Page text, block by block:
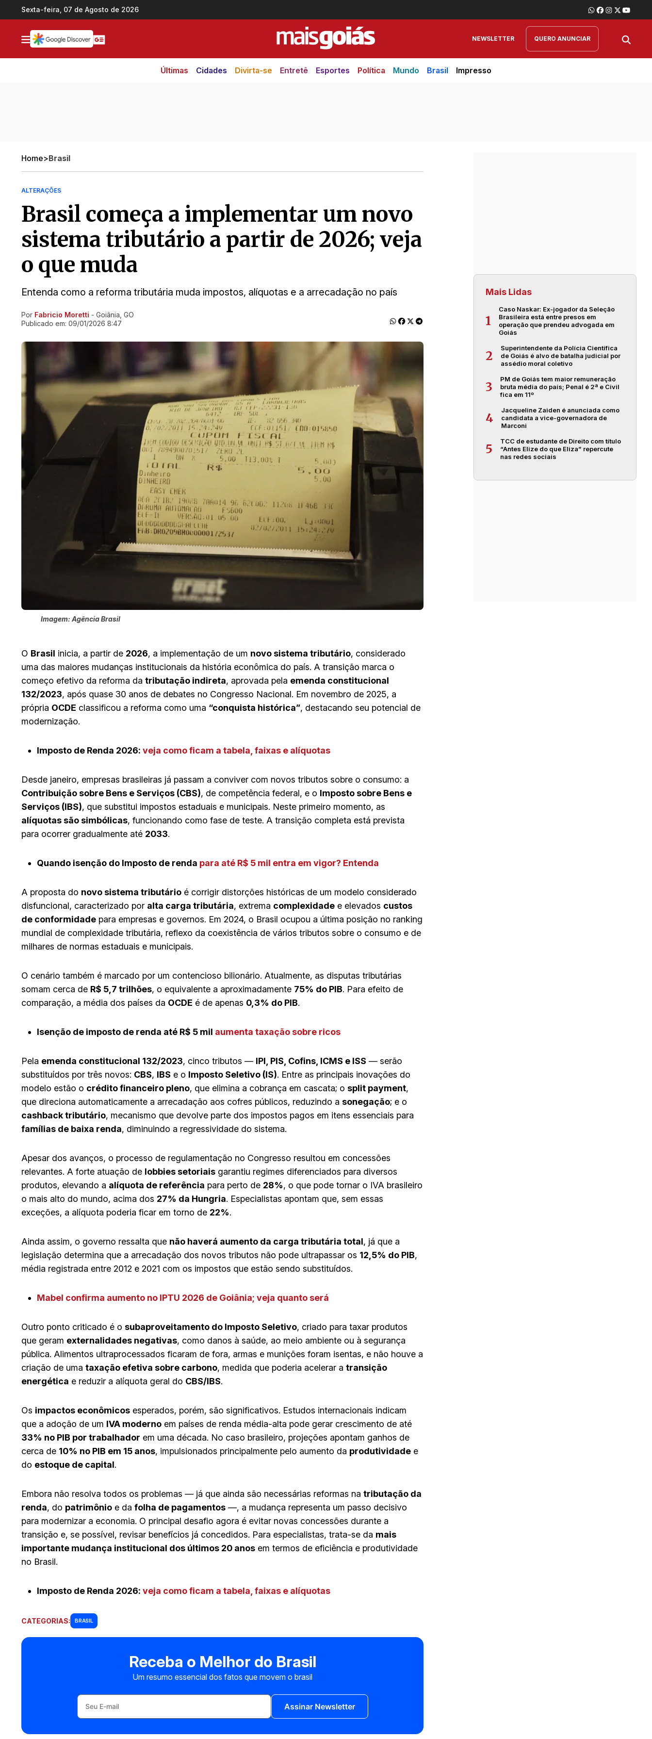
Ir direto pro conteúdo
Sexta-feira, 07 de Agosto de 2026
NEWSLETTER QUERO ANUNCIAR
Últimas Cidades Divirta-se Entretê Esportes Política Mundo Brasil Impresso
Home>Brasil
ALTERAÇÕES
Brasil começa a implementar um novo
sistema tributário a partir de 2026; veja
o que muda
Entenda como a reforma tributária muda impostos, alíquotas e a arrecadação no país
Ir direto pra matéria
Por Fabricio Moretti - Goiânia, GO
Publicado em: 09/01/2026 8:47
Imagem: Agência Brasil
O Brasil inicia, a partir de 2026, a implementação de um novo sistema tributário, considerado
uma das maiores mudanças institucionais da história econômica do país. A transição marca o
começo efetivo da reforma da tributação indireta, aprovada pela emenda constitucional
132/2023, após quase 30 anos de debates no Congresso Nacional. Em novembro de 2025, a
própria OCDE classificou a reforma como uma “conquista histórica”, destacando seu potencial de
modernização.
Imposto de Renda 2026: veja como ficam a tabela, faixas e alíquotas
Desde janeiro, empresas brasileiras já passam a conviver com novos tributos sobre o consumo: a
Contribuição sobre Bens e Serviços (CBS), de competência federal, e o Imposto sobre Bens e
Serviços (IBS), que substitui impostos estaduais e municipais. Neste primeiro momento, as
alíquotas são simbólicas, funcionando como fase de teste. A transição completa está prevista
para ocorrer gradualmente até 2033.
Quando isenção do Imposto de renda para até R$ 5 mil entra em vigor? Entenda
A proposta do novo sistema tributário é corrigir distorções históricas de um modelo considerado
disfuncional, caracterizado por alta carga tributária, extrema complexidade e elevados custos
de conformidade para empresas e governos. Em 2024, o Brasil ocupou a última posição no ranking
mundial de complexidade tributária, reflexo da coexistência de vários tributos sobre o consumo e de
milhares de normas estaduais e municipais.
O cenário também é marcado por um contencioso bilionário. Atualmente, as disputas tributárias
somam cerca de R$ 5,7 trilhões, o equivalente a aproximadamente 75% do PIB. Para efeito de
comparação, a média dos países da OCDE é de apenas 0,3% do PIB.
Isenção de imposto de renda até R$ 5 mil aumenta taxação sobre ricos
Pela emenda constitucional 132/2023, cinco tributos — IPI, PIS, Cofins, ICMS e ISS — serão
substituídos por três novos: CBS, IBS e o Imposto Seletivo (IS). Entre as principais inovações do
modelo estão o crédito financeiro pleno, que elimina a cobrança em cascata; o split payment,
que direciona automaticamente a arrecadação aos cofres públicos, reduzindo a sonegação; e o
cashback tributário, mecanismo que devolve parte dos impostos pagos em itens essenciais para
famílias de baixa renda, diminuindo a regressividade do sistema.
Apesar dos avanços, o processo de regulamentação no Congresso resultou em concessões
relevantes. A forte atuação de lobbies setoriais garantiu regimes diferenciados para diversos
produtos, elevando a alíquota de referência para perto de 28%, o que pode tornar o IVA brasileiro
o mais alto do mundo, acima dos 27% da Hungria. Especialistas apontam que, sem essas
exceções, a alíquota poderia ficar em torno de 22%.
Ainda assim, o governo ressalta que não haverá aumento da carga tributária total, já que a
legislação determina que a arrecadação dos novos tributos não pode ultrapassar os 12,5% do PIB,
média registrada entre 2012 e 2021 com os impostos que estão sendo substituídos.
Mabel confirma aumento no IPTU 2026 de Goiânia; veja quanto será
Outro ponto criticado é o subaproveitamento do Imposto Seletivo, criado para taxar produtos
que geram externalidades negativas, como danos à saúde, ao meio ambiente ou à segurança
pública. Alimentos ultraprocessados ficaram de fora, armas e munições foram isentas, e não houve a
criação de uma taxação efetiva sobre carbono, medida que poderia acelerar a transição
energética e reduzir a alíquota geral do CBS/IBS.
Os impactos econômicos esperados, porém, são significativos. Estudos internacionais indicam
que a adoção de um IVA moderno em países de renda média-alta pode gerar crescimento de até
33% no PIB por trabalhador em uma década. No caso brasileiro, projeções apontam ganhos de
cerca de 10% no PIB em 15 anos, impulsionados principalmente pelo aumento da produtividade e
do estoque de capital.
Embora não resolva todos os problemas — já que ainda são necessárias reformas na tributação da
renda, do patrimônio e da folha de pagamentos —, a mudança representa um passo decisivo
para modernizar a economia. O principal desafio agora é evitar novas concessões durante a
transição e, se possível, revisar benefícios já concedidos. Para especialistas, trata-se da mais
importante mudança institucional dos últimos 20 anos em termos de eficiência e produtividade
no Brasil.
Imposto de Renda 2026: veja como ficam a tabela, faixas e alíquotas
CATEGORIAS: BRASIL
Receba o Melhor do Brasil
Um resumo essencial dos fatos que movem o brasil
Assinar Newsletter
Mais Lidas
1
Caso Naskar: Ex-jogador da Seleção
Brasileira está entre presos em
operação que prendeu advogada em
Goiás
2
Superintendente da Polícia Científica
de Goiás é alvo de batalha judicial por
assédio moral coletivo
3
PM de Goiás tem maior remuneração
bruta média do país; Penal é 2ª e Civil
fica em 11º
4
Jacqueline Zaiden é anunciada como
candidata a vice-governadora de
Marconi
5
TCC de estudante de Direito com título
“Antes Elize do que Eliza” repercute
nas redes sociais